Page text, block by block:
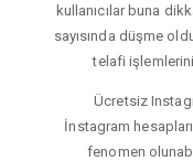
kullanıcılar buna
sayısında düşme
telafi
Ücretsiz
İnstagram
fenomen